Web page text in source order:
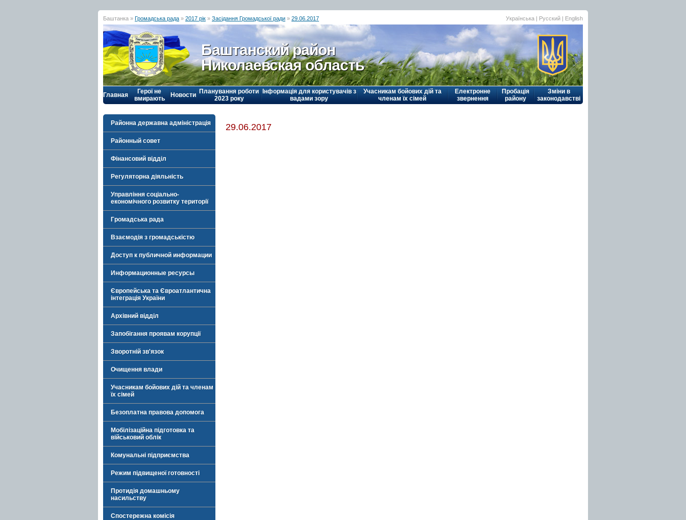
Баштанка » Громадська рада » 2017 рік » Засідання Громадської ради » 29.06.2017 Українська | Русский | English
Баштанский район
Николаевская область
Главная
Герої не
вмирають
Новости Планування роботи
2023 року
Інформація для користувачів з
вадами зору
Учасникам бойових дій та
членам їх сімей
Електронне
звернення
Пробація
району
Зміни в
законодавстві
Районна державна адміністрація
Районный совет
Фінансовий відділ
Регуляторна діяльність
Управління соціально-
економічного розвитку території
Громадська рада
Взаємодія з громадськістю
Доступ к публичной информации
Информационные ресурсы
Європейська та Євроатлантична
інтеграція України
Архівний відділ
Запобігання проявам корупції
Зворотній зв'язок
Очищення влади
Учасникам бойових дій та членам
їх сімей
Безоплатна правова допомога
Мобілізаційна підготовка та
військовий облік
Комунальні підприємства
Режим підвищеної готовності
Протидія домашньому
насильству
Спостережна комісія
29.06.2017